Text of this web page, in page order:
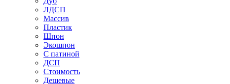
ЛДСП
Массив
Пластик
Шпон
Экошпон
С патиной
ДСП
Стоимость
Дешевые